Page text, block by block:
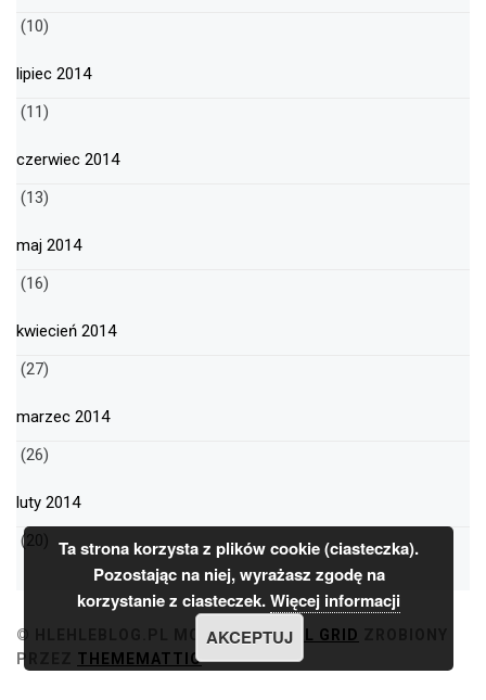
(10)
lipiec 2014
(11)
czerwiec 2014
(13)
maj 2014
(16)
kwiecień 2014
(27)
marzec 2014
(26)
luty 2014
(20)
© HLEHLEBLOG.PL MOTYWMINIMAL GRID
PRZEZ THEMEMATTIC
Ta strona korzysta z plików cookie (ciasteczka).
Pozostając na niej, wyrażasz zgodę na
korzystanie z ciasteczek.Więcej informacji
AKCEPTUJ